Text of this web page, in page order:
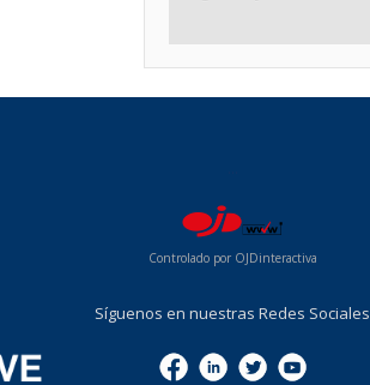
Controlado por OJDinteractiva
Síguenos en nuestras Redes Sociales